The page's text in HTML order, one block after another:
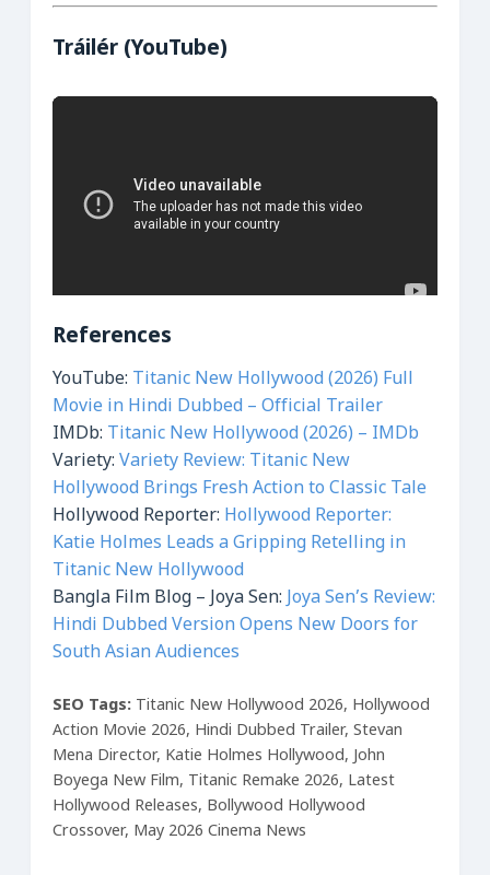
Tráilér (YouTube)
References
YouTube: Titanic New Hollywood (2026) Full
Movie in Hindi Dubbed – Official Trailer
IMDb: Titanic New Hollywood (2026) – IMDb
Variety: Variety Review: Titanic New
Hollywood Brings Fresh Action to Classic Tale
Hollywood Reporter: Hollywood Reporter:
Katie Holmes Leads a Gripping Retelling in
Titanic New Hollywood
Bangla Film Blog – Joya Sen: Joya Sen’s Review:
Hindi Dubbed Version Opens New Doors for
South Asian Audiences
SEO Tags: Titanic New Hollywood 2026, Hollywood
Action Movie 2026, Hindi Dubbed Trailer, Stevan
Mena Director, Katie Holmes Hollywood, John
Boyega New Film, Titanic Remake 2026, Latest
Hollywood Releases, Bollywood Hollywood
Crossover, May 2026 Cinema News